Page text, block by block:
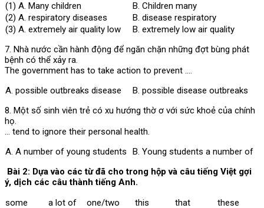
(1) A. Many children
B. Children many
(2) A. respiratory diseases
B. disease respiratory
(3) A. extremely air quality low
B. extremely low air quality
7. Nhà nước cần hành động để ngăn chặn những đợt bùng phát
bệnh có thể xảy ra.
The government has to take action to prevent ….
A. possible outbreaks disease
B. possible disease outbreaks
8. Một số sinh viên trẻ có xu hướng thờ ơ với sức khoẻ của chính
họ.
… tend to ignore their personal health.
A. A number of young students
B. Young students a number of
Bài 2: Dựa vào các từ đã cho trong hộp và câu tiếng Việt gợi
ý, dịch các câu thành tiếng Anh.
some
a lot of one/two this that
these